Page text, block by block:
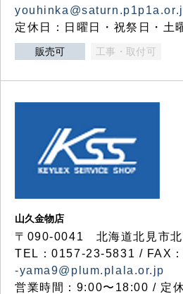
定休日：日曜日・祝祭日・土
販売可 工事・取付可
山久金物店
〒090-0041 北海道北見市
TEL：0157-23-5831 / FAX
-yama9@plum.plala.or.jp
営業時間：9:00〜18:00 / 定